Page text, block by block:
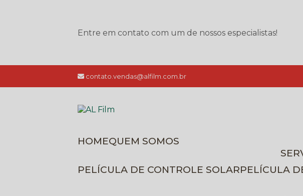
Entre em contato com um de nossos especialistas!
contato.vendas@alfilm.com.br
HOME
QUEM SOMOS
PELÍCULA DE CONTROLE SOLAR
PELÍCULA